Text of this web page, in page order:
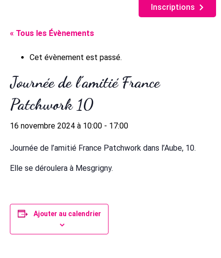
Inscriptions
« Tous les Évènements
Cet évènement est passé.
Journée de l’amitié France
Patchwork 10
16 novembre 2024 à 10:00 - 17:00
Journée de l’amitié France Patchwork dans l’Aube, 10.
Elle se déroulera à Mesgrigny.
Ajouter au calendrier